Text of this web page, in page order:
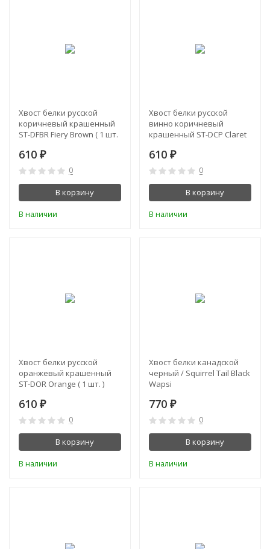
Хвост белки русской
коричневый крашенный
ST-DFBR Fiery Brown ( 1 шт.
610 ₽
0
В корзину
В наличии
Хвост белки русской
винно коричневый
крашенный ST-DCP Claret
610 ₽
0
В корзину
В наличии
Хвост белки русской
оранжевый крашенный
ST-DOR Orange ( 1 шт. )
610 ₽
0
В корзину
В наличии
Хвост белки канадской
черный / Squirrel Tail Black
Wapsi
770 ₽
0
В корзину
В наличии